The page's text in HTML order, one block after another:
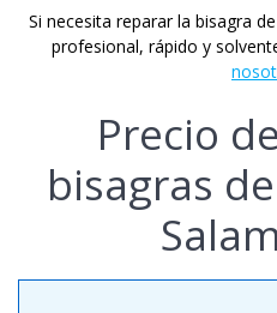
Si necesita reparar la bisagra
profesional, rápido y
Precio
bisagras